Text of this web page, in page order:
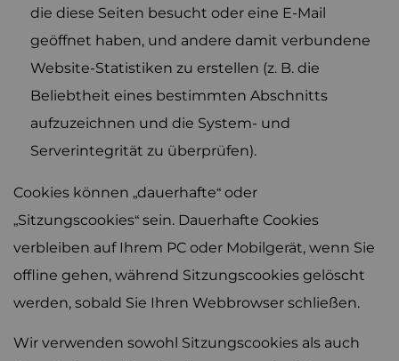
die diese Seiten besucht oder eine E-Mail
geöffnet haben, und andere damit verbundene
Website-Statistiken zu erstellen (z. B. die
Beliebtheit eines bestimmten Abschnitts
aufzuzeichnen und die System- und
Serverintegrität zu überprüfen).
Cookies können „dauerhafte“ oder
„Sitzungscookies“ sein. Dauerhafte Cookies
verbleiben auf Ihrem PC oder Mobilgerät, wenn Sie
offline gehen, während Sitzungscookies gelöscht
werden, sobald Sie Ihren Webbrowser schließen.
Wir verwenden sowohl Sitzungscookies als auch